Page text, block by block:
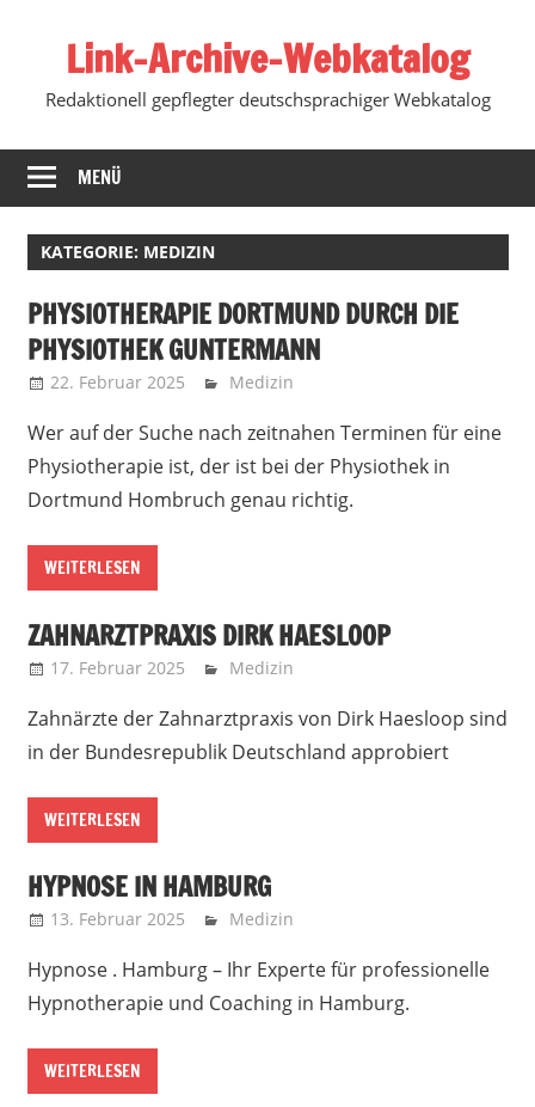
springenLink-Archive-Webkatalog
Redaktionell gepflegter deutschsprachiger Webkatalog
MENÜ
KATEGORIE: MEDIZIN
PHYSIOTHERAPIE DORTMUND DURCH DIE
PHYSIOTHEK GUNTERMANN
22. Februar 2025 Marko
Medizin
Wer auf der Suche nach zeitnahen Terminen für eine
Physiotherapie ist, der ist bei der Physiothek in
Dortmund Hombruch genau richtig.
WEITERLESEN
ZAHNARZTPRAXIS DIRK HAESLOOP
17. Februar 2025 Marko
Medizin
Zahnärzte der Zahnarztpraxis von Dirk Haesloop sind
in der Bundesrepublik Deutschland approbiert
WEITERLESEN
HYPNOSE IN HAMBURG
13. Februar 2025 Marko
Medizin
Hypnose . Hamburg – Ihr Experte für professionelle
Hypnotherapie und Coaching in Hamburg.
WEITERLESEN